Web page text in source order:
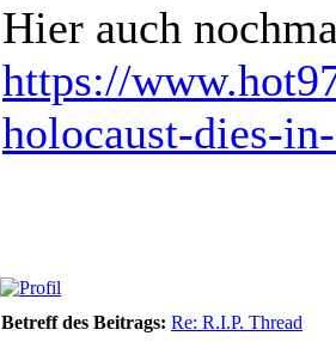
Hier auch
https://
holocaust-dies-
Betreff des Beitrags: Re: R.I.P. Thread